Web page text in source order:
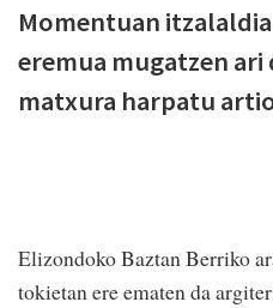
Momentuan
eremua mugatzen
matxura harpatu
Elizondoko Baztan Berriko
tokietan ere ematen da